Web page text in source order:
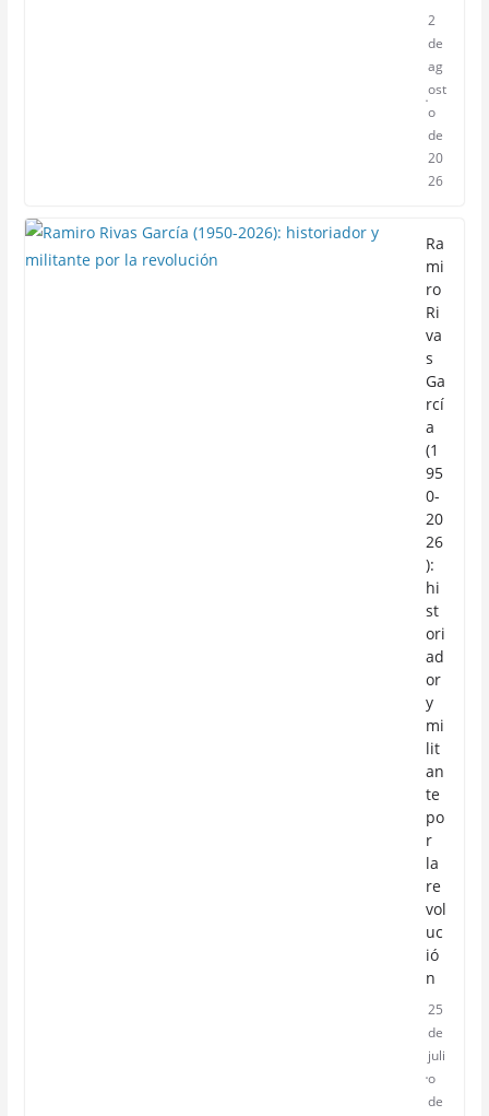
2
de
ag
ost
o
de
20
26
Ra
mi
ro
Ri
va
s
Ga
rcí
a
(1
95
0-
20
26
):
hi
st
ori
ad
or
y
mi
lit
an
te
po
r
la
re
vol
uc
ió
n
25
de
juli
o
de